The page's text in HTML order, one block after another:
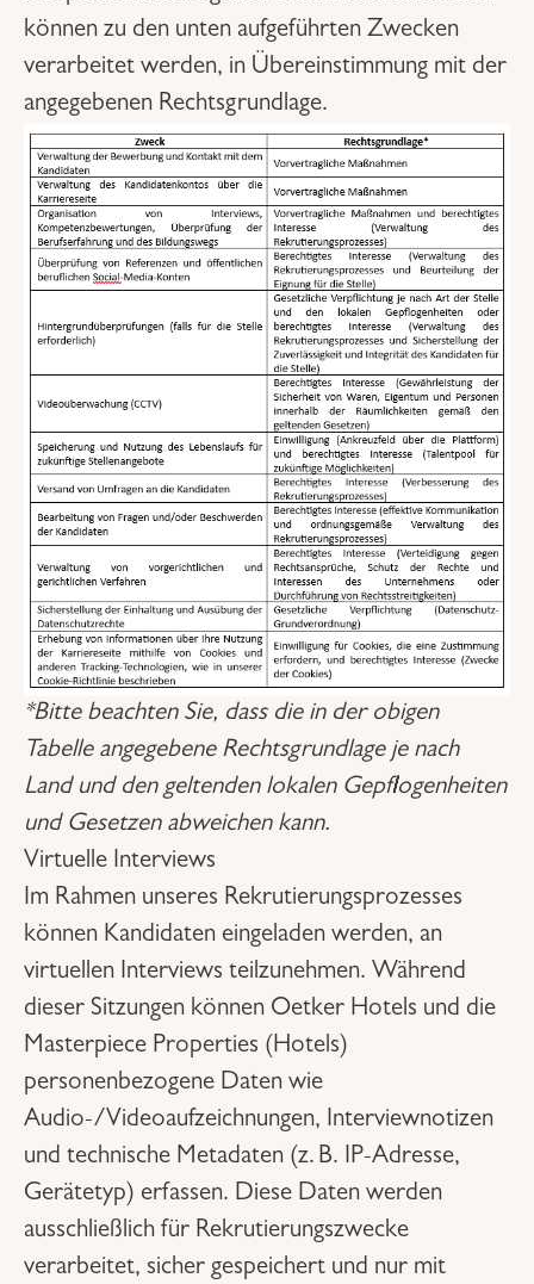
können zu den unten aufgeführten Zwecken
verarbeitet werden, in Übereinstimmung mit der
angegebenen Rechtsgrundlage.
*Bitte beachten Sie, dass die in der obigen
Tabelle angegebene Rechtsgrundlage je nach
Land und den geltenden lokalen Gepflogenheiten
und Gesetzen abweichen kann.
Virtuelle Interviews
Im Rahmen unseres Rekrutierungsprozesses
können Kandidaten eingeladen werden, an
virtuellen Interviews teilzunehmen. Während
dieser Sitzungen können Oetker Hotels und die
Masterpiece Properties (Hotels)
personenbezogene Daten wie
Audio-/Videoaufzeichnungen, Interviewnotizen
und technische Metadaten (z. B. IP-Adresse,
Gerätetyp) erfassen. Diese Daten werden
ausschließlich für Rekrutierungszwecke
verarbeitet, sicher gespeichert und nur mit